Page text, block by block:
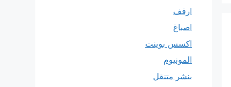
ارفف
اصباغ
اكسس بوينت
المونيوم
بنشر متنقل